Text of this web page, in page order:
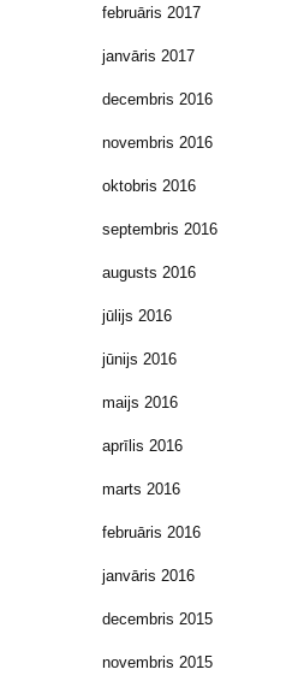
februāris 2017
janvāris 2017
decembris 2016
novembris 2016
oktobris 2016
septembris 2016
augusts 2016
jūlijs 2016
jūnijs 2016
maijs 2016
aprīlis 2016
marts 2016
februāris 2016
janvāris 2016
decembris 2015
novembris 2015